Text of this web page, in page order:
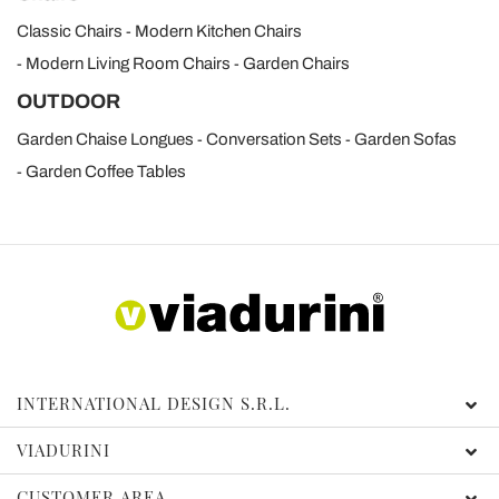
analizzare il nostro traffico. Condividiamo inoltre
nostri partner che si occupano di analisi dei dati web,
pubblicità e social media, i quali potrebbero combinarle
con altre informazioni che ha fornito loro o che hanno
Classic Chairs
Modern Kitchen Chairs
Modern Living Room Chairs
Garden Chairs
OUTDOOR
Garden Chaise Longues Conversation Sets
Garden Sofas
Garden Coffee Tables
INTERNATIONAL DESIGN S.R.L.
VIADURINI